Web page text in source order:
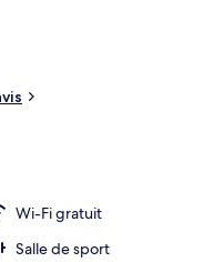
apprécient
mais aussi pour sa
de métro Pimlico est à
à 13 min de marche.
Wi-Fi gratuit
Salle de sport